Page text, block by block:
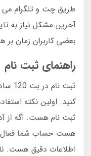
طریق چت و تلگرام می
آخرین مشکل نیاز به
بعضی کاربران زمان
راهنمای ثبت نام
ثبت
ثبت نام هست. اگه از
هست حساب شما فعال
اطلاعات دقیق هست.